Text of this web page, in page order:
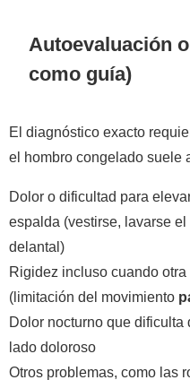
Autoevaluación
como guía)
El diagnóstico exacto
el hombro congelado suele
Dolor o dificultad para
espalda (vestirse, lavarse
delantal)
Rigidez incluso cuando
(limitación del movimiento
Dolor nocturno que dificulta
lado doloroso
Otros problemas, como las